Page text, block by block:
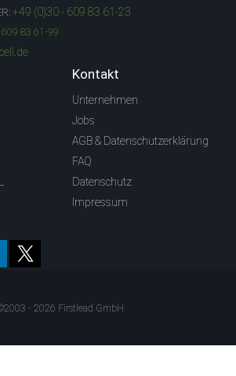
+49 (0)30 - 609 83 61-23
83 61-99
Kontakt
Unternehmen
Jobs
AGB & Datenschutzerklärung
FAQ
Datenschutz
Impressum
- 2026 Firstlead GmbH